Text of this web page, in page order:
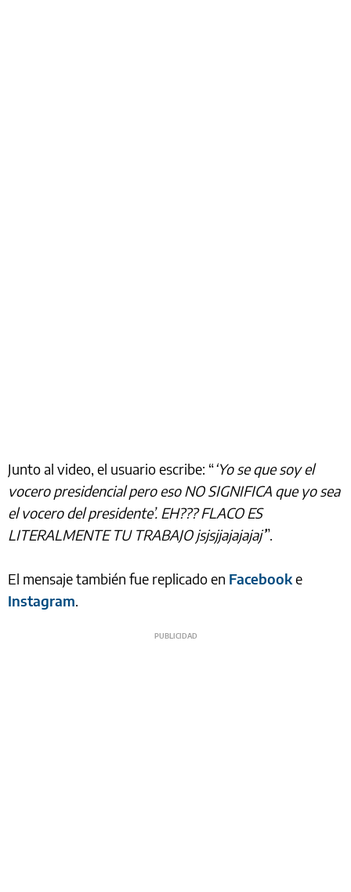
Junto al video, el usuario escribe: “‘Yo se que soy el
vocero presidencial pero eso NO SIGNIFICA que yo sea
el vocero del presidente’. EH??? FLACO ES
LITERALMENTE TU TRABAJO jsjsjjajajajaj’”.
El mensaje también fue replicado en Facebooke
Instagram.